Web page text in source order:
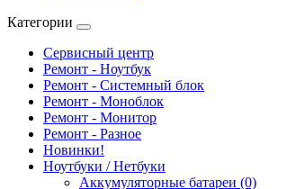
Категории
Сервисный центр
Ремонт - Ноутбук
Ремонт - Системный блок
Ремонт - Моноблок
Ремонт - Монитор
Ремонт - Разное
Новинки!
Ноутбуки / Нетбуки
Аккумуляторные батареи (0)